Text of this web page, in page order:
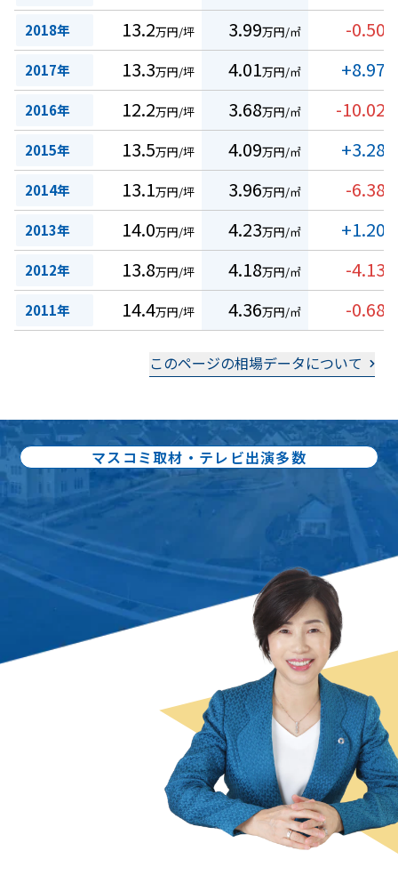
2018年 13.2万円/坪 3.99万円/㎡ -0.50
2017年 13.3万円/坪 4.01万円/㎡ +8.97
2016年 12.2万円/坪 3.68万円/㎡ -10.02
2015年 13.5万円/坪 4.09万円/㎡ +3.28
2014年 13.1万円/坪 3.96万円/㎡ -6.38
2013年 14.0万円/坪 4.23万円/㎡ +1.20
2012年 13.8万円/坪 4.18万円/㎡ -4.13
2011年 14.4万円/坪 4.36万円/㎡ -0.68
このページの相場データについて
マスコミ取材・テレビ出演多数
出版書籍86冊：累計80万部出版
不動産売却の
スペシャリスト